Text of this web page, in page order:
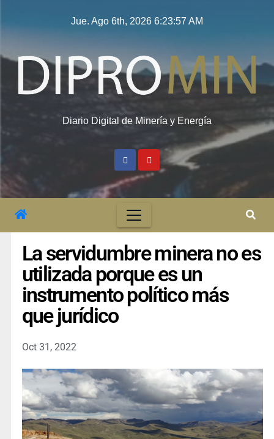
Jue. Ago 6th, 2026 6:23:58 AM
Diario Digital de Minería y Energía
La servidumbre minera no es
utilizada porque es un
instrumento político más
que jurídico
Oct 31, 2022